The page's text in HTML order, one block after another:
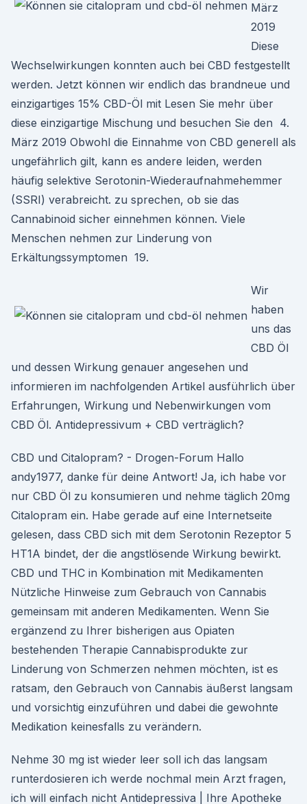
März
2019
Diese
Wechselwirkungen konnten auch bei CBD festgestellt
werden. Jetzt können wir endlich das brandneue und
einzigartiges 15% CBD-Öl mit Lesen Sie mehr über
diese einzigartige Mischung und besuchen Sie den 4.
März 2019 Obwohl die Einnahme von CBD generell als
ungefährlich gilt, kann es andere leiden, werden
häufig selektive Serotonin-Wiederaufnahmehemmer
(SSRI) verabreicht. zu sprechen, ob sie das
Cannabinoid sicher einnehmen können. Viele
Menschen nehmen zur Linderung von
Erkältungssymptomen 19.
Wir
haben
uns das
CBD Öl
und dessen Wirkung genauer angesehen und
informieren im nachfolgenden Artikel ausführlich über
Erfahrungen, Wirkung und Nebenwirkungen vom
CBD Öl. Antidepressivum + CBD verträglich?
CBD und Citalopram? - Drogen-Forum Hallo
andy1977, danke für deine Antwort! Ja, ich habe vor
nur CBD Öl zu konsumieren und nehme täglich 20mg
Citalopram ein. Habe gerade auf eine Internetseite
gelesen, dass CBD sich mit dem Serotonin Rezeptor 5
HT1A bindet, der die angstlösende Wirkung bewirkt.
CBD und THC in Kombination mit Medikamenten
Nützliche Hinweise zum Gebrauch von Cannabis
gemeinsam mit anderen Medikamenten. Wenn Sie
ergänzend zu Ihrer bisherigen aus Opiaten
bestehenden Therapie Cannabisprodukte zur
Linderung von Schmerzen nehmen möchten, ist es
ratsam, den Gebrauch von Cannabis äußerst langsam
und vorsichtig einzuführen und dabei die gewohnte
Medikation keinesfalls zu verändern.
Nehme 30 mg ist wieder leer soll ich das langsam
runterdosieren ich werde nochmal mein Arzt fragen,
ich will einfach nicht Antidepressiva | Ihre Apotheke